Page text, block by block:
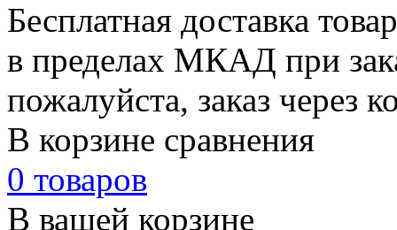
Бесплатная доставка
в пределах МКАД при
пожалуйста, заказ через
В корзине сравнения
0 товаров
В вашей корзине